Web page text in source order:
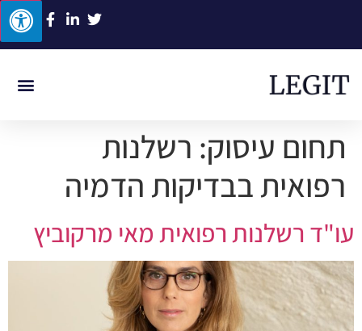
תחום עיסוק: רשלנות
רפואית בבדיקות הדמיה
עו"ד רשלנות רפואית מאי מרקוביץ